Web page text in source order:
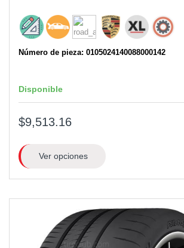
Número de pieza: 0105024140088000142
Disponible
$9,513.16
Ver opciones